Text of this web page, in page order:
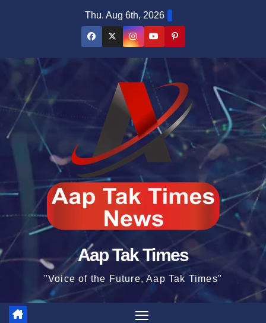
Thu. Aug 6th, 2026
Aap Tak Times
"Voice of the Future, Aap Tak Times"